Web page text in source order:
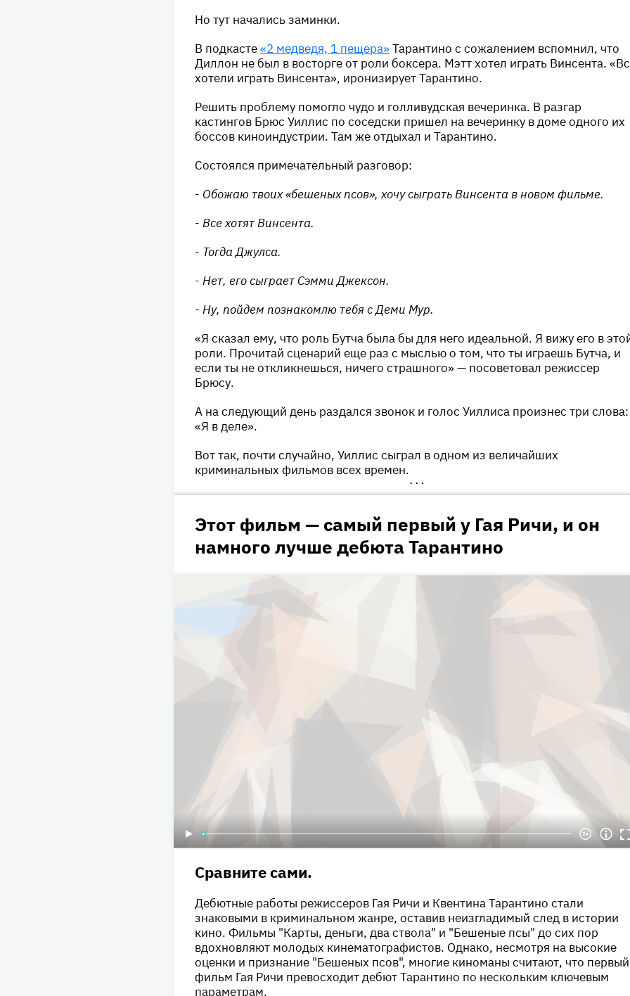
Но тут начались заминки.
В подкасте«2 медведя, 1 пещера»Тарантино с сожалением вспомнил, что
Диллон не был в восторге от роли боксера. Мэтт хотел играть Винсента.
хотели играть Винсента», иронизирует Тарантино.
Решить проблему помогло чудо и голливудская вечеринка. В разгар
кастингов Брюс Уиллис по соседски пришел на вечеринку в доме одного их
боссов киноиндустрии. Там же отдыхал и Тарантино.
Состоялся примечательный разговор:
- Обожаю твоих «бешеных псов», хочу сыграть Винсента в новом фильме.
- Все хотят Винсента.
- Тогда Джулса.
- Нет, его сыграет Сэмми Джексон.
- Ну, пойдем познакомлю тебя с Деми Мур.
«Я сказал ему, что роль Бутча была бы для него идеальной. Я вижу его в
роли. Прочитай сценарий еще раз с мыслью о том, что ты играешь Бутча, и
если ты не откликнешься, ничего страшного» — посоветовал режиссер
Брюсу.
А на следующий день раздался звонок и голос Уиллиса произнес три слова:
«Я в деле».
Вот так, почти случайно, Уиллис сыграл в одном из величайших
криминальных фильмов всех времен.
•••
Этот фильм — самый первый у Гая Ричи, и он
намного лучше дебюта Тарантино
Сравните сами.
Дебютные работы режиссеров Гая Ричи и Квентина Тарантино стали
знаковыми в криминальном жанре, оставив неизгладимый след в истории
кино. Фильмы "Карты, деньги, два ствола" и "Бешеные псы" до сих пор
вдохновляют молодых кинематографистов. Однако, несмотря на высокие
оценки и признание "Бешеных псов", многие киноманы считают, что первый
фильм Гая Ричи превосходит дебют Тарантино по нескольким ключевым
параметрам.